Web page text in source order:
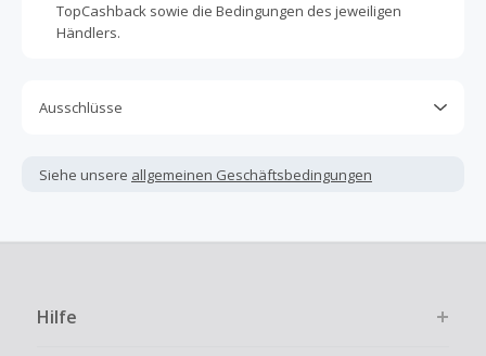
TopCashback sowie die Bedingungen des jeweiligen
Händlers.
Ausschlüsse
andere Sparprogramme verwendet werden, die nicht
ausdrücklich auf dieser Händlerseite von TopCashback
Kein Cashback für den Kauf von Geschenkgutscheinen
Bezahlvorgang ist nur dann cashbackfähig, wenn dies
ausdrücklich auf der Händlerseite erlaubt ist.
Siehe unsere allgemeinen Geschäftsbedingungen
Hilfe